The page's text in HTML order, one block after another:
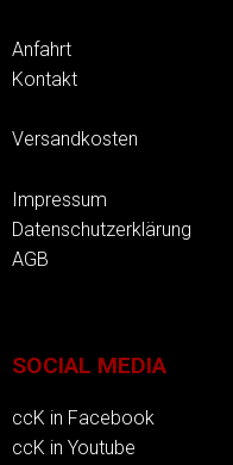
Anfahrt
Kontakt
Versandkosten
Impressum
Datenschutzerklärung
AGB
SOCIAL MEDIA
ccK in Facebook
ccK in Youtube